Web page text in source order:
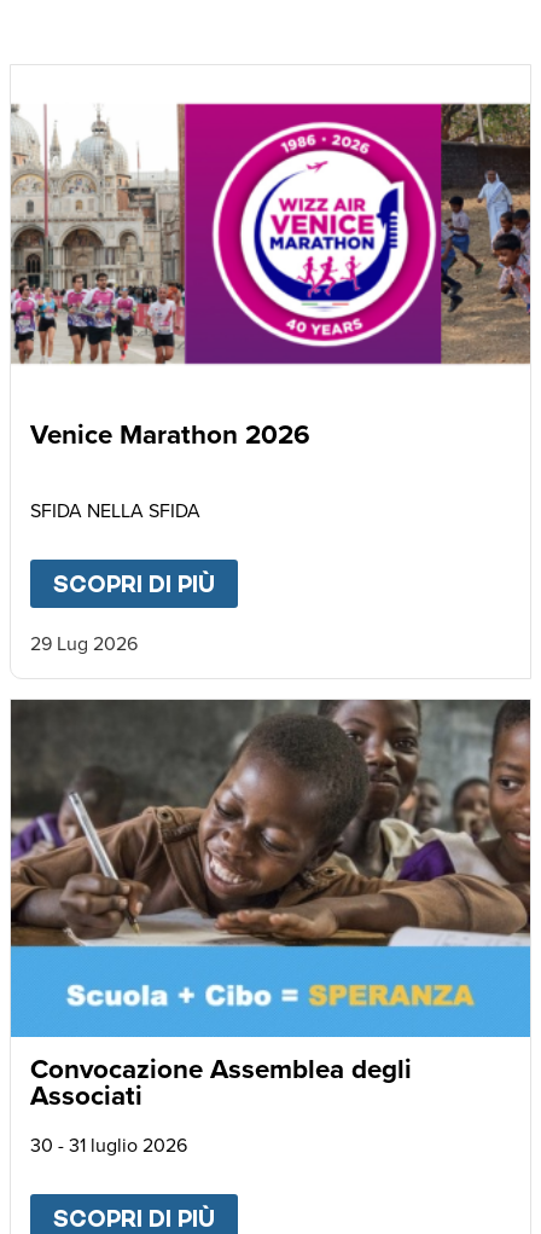
Venice Marathon 2026
SFIDA NELLA SFIDA
SCOPRI DI PIÙ
29 Lug 2026
Convocazione Assemblea degli
Associati
30 - 31 luglio 2026
SCOPRI DI PIÙ